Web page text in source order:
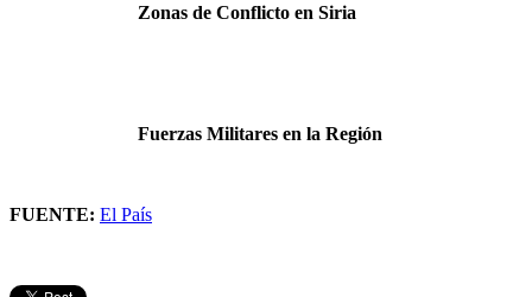
Zonas de Conflicto en Siria
Fuerzas Militares en la Región
FUENTE: El País